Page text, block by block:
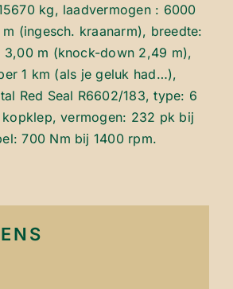
kg, laadvermogen : 6000
(ingesch. kraanarm), breedte:
3,00 m (knock-down 2,49 m),
1 km (als je geluk had…),
Red Seal R6602/183, type: 6
vermogen: 232 pk bij
700 Nm bij 1400 rpm.